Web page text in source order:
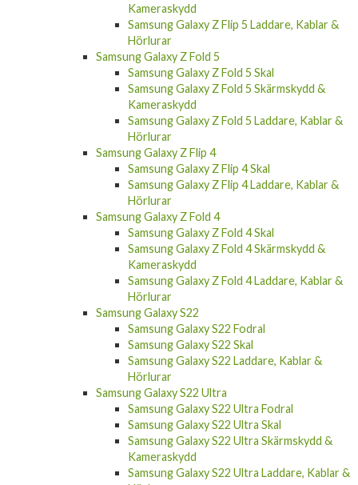
Kameraskydd
Samsung Galaxy Z Flip 5 Laddare, Kablar &
Hörlurar
Samsung Galaxy Z Fold 5
Samsung Galaxy Z Fold 5 Skal
Samsung Galaxy Z Fold 5 Skärmskydd &
Kameraskydd
Samsung Galaxy Z Fold 5 Laddare, Kablar &
Hörlurar
Samsung Galaxy Z Flip 4
Samsung Galaxy Z Flip 4 Skal
Samsung Galaxy Z Flip 4 Laddare, Kablar &
Hörlurar
Samsung Galaxy Z Fold 4
Samsung Galaxy Z Fold 4 Skal
Samsung Galaxy Z Fold 4 Skärmskydd &
Kameraskydd
Samsung Galaxy Z Fold 4 Laddare, Kablar &
Hörlurar
Samsung Galaxy S22
Samsung Galaxy S22 Fodral
Samsung Galaxy S22 Skal
Samsung Galaxy S22 Laddare, Kablar &
Hörlurar
Samsung Galaxy S22 Ultra
Samsung Galaxy S22 Ultra Fodral
Samsung Galaxy S22 Ultra Skal
Samsung Galaxy S22 Ultra Skärmskydd &
Kameraskydd
Samsung Galaxy S22 Ultra Laddare, Kablar &